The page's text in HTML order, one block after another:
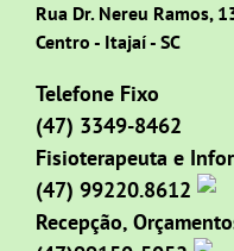
Rua Dr. Nereu Ramos,
Centro - Itajaí - SC
Telefone Fixo
(47) 3349-8462
Fisioterapeuta e
(47) 99220.8612
Recepção,